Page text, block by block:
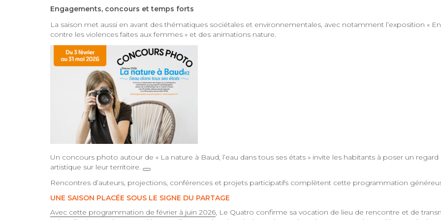
Engagements, concours et temps forts
La saison met aussi en avant des thématiques sociétales et environnementales, avec notamment l’exposition «
contre les violences faites aux femmes » et des animations nature.
Un concours photo autour de « La nature à Baud, l’eau dans tous ses états » invite les habitants à poser un regard
artistique sur leur territoire.
Rencontres d’auteurs, projections, conférences et projets participatifs complètent cette programmation
UNE SAISON PLACÉE SOUS LE SIGNE DU PARTAGE
Avec cette programmation de février à juin 2026, Le Quatro confirme sa vocation de lieu de rencontre et de